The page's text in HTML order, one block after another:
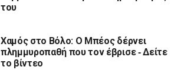
του
Χαμός στο Βόλο: Ο Μπέος δέρνει
πλημμυροπαθή που τον έβρισε ‑ Δείτε
το βίντεο